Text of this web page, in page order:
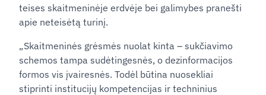
teises skaitmeninėje erdvėje bei galimybes pranešti
apie neteisėtą turinį.
„Skaitmeninės grėsmės nuolat kinta – sukčiavimo
schemos tampa sudėtingesnės, o dezinformacijos
formos vis įvairesnės. Todėl būtina nuosekliai
stiprinti institucijų kompetencijas ir techninius